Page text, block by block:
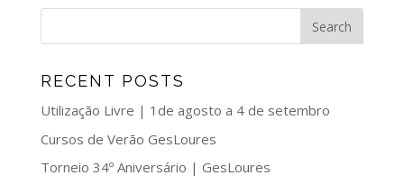
RECENT POSTS
Utilização Livre | 1de agosto a 4 de setembro
Cursos de Verão GesLoures
Torneio 34º Aniversário | GesLoures